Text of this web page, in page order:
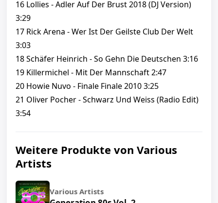
16 Lollies - Adler Auf Der Brust 2018 (DJ Version)
3:29
17 Rick Arena - Wer Ist Der Geilste Club Der Welt
3:03
18 Schäfer Heinrich - So Gehn Die Deutschen 3:16
19 Killermichel - Mit Der Mannschaft 2:47
20 Howie Nuvo - Finale Finale 2010 3:25
21 Oliver Pocher - Schwarz Und Weiss (Radio Edit)
3:54
Weitere Produkte von Various
Artists
Various Artists